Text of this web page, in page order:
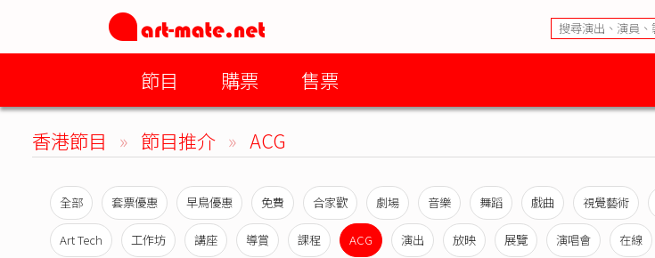
節目 購票 售票
香港節目 » 節目推介 » ACG
全部 套票優惠 早鳥優惠 免費 合家歡 劇場 音樂 舞蹈 戲曲 視覺藝術
Art Tech 工作坊 講座 導賞 課程 ACG 演出 放映 展覽 演唱會 在線